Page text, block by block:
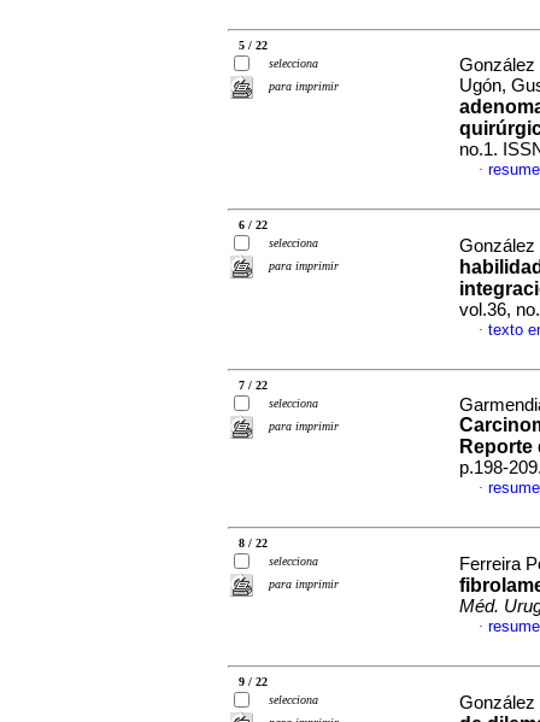
5 / 22
selecciona
para imprimir
González
Ugón,
no.1.
·
6 / 22
selecciona
para imprimir
vol.36,
· texto
7 / 22
selecciona
para imprimir
Reporte
p.198-
·
8 / 22
selecciona
para imprimir
Ferreira
Méd.
·
9 / 22
selecciona
González